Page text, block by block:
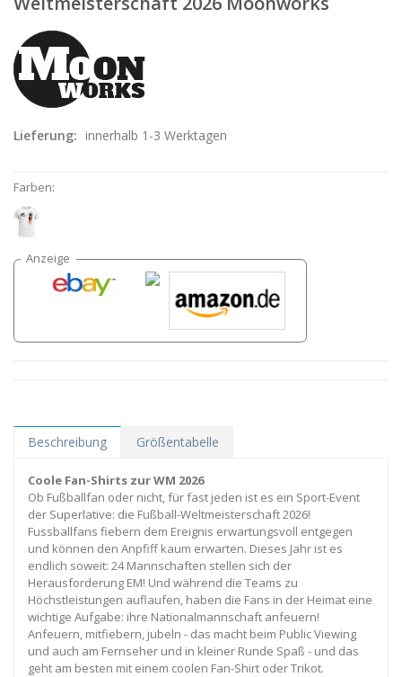
Lieferung: innerhalb 1-3 Werktagen
Farben:
Beschreibung Größentabelle
Coole Fan-Shirts zur WM 2026
Ob Fußballfan oder nicht, für fast jeden ist es ein Sport-Event
der Superlative: die Fußball-Weltmeisterschaft 2026!
Fussballfans fiebern dem Ereignis erwartungsvoll entgegen
und können den Anpfiff kaum erwarten. Dieses Jahr ist es
endlich soweit: 24 Mannschaften stellen sich der
Herausforderung EM! Und während die Teams zu
Höchstleistungen auflaufen, haben die Fans in der Heimat eine
wichtige Aufgabe: ihre Nationalmannschaft anfeuern!
Anfeuern, mitfiebern, jubeln - das macht beim Public Viewing
und auch am Fernseher und in kleiner Runde Spaß - und das
geht am besten mit einem coolen Fan-Shirt oder Trikot.